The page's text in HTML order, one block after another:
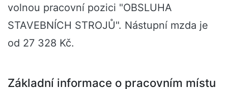
volnou pracovní pozici "OBSLUHA
STAVEBNÍCH STROJŮ". Nástupní mzda je
od 27 328 Kč.
Základní informace o pracovním místu